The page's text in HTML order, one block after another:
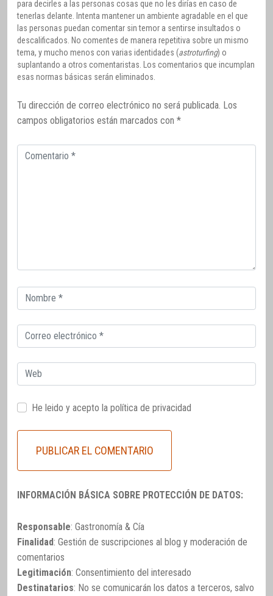
para decirles a las personas cosas que no les dirías en caso de
tenerlas delante. Intenta mantener un ambiente agradable en el que
las personas puedan comentar sin temor a sentirse insultados o
descalificados. No comentes de manera repetitiva sobre un mismo
tema, y mucho menos con varias identidades (astroturfing) o
suplantando a otros comentaristas. Los comentarios que incumplan
esas normas básicas serán eliminados.
Tu dirección de correo electrónico no será publicada. Los
campos obligatorios están marcados con *
Comentario
Correo
electrónico
Correo
electrónico
Web
He leido y acepto la política de privacidad
INFORMACIÓN BÁSICA SOBRE PROTECCIÓN DE DATOS:
Responsable: Gastronomía & Cía
Finalidad: Gestión de suscripciones al blog y moderación de
comentarios
Legitimación: Consentimiento del interesado
Destinatarios: No se comunicarán los datos a terceros, salvo